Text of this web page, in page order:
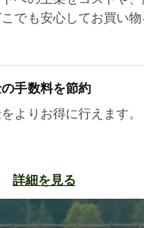
でも安心してお買い物
手数料を節約
よりお得に行えます。
詳細を見る